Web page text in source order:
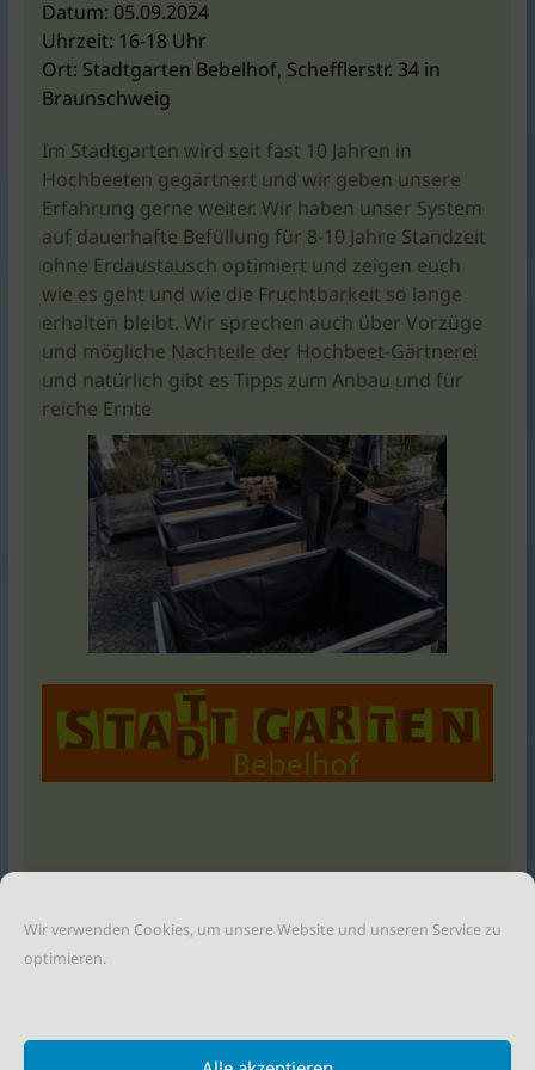
Wir verwenden Cookies, um unsere Website und unseren Service zu
optimieren.
bietet
Beratung
und
rund
um
Braunschweig
für
Bauen,
Energie,
Umwelt,
Mobilität,
Ernährung,
Konsum.
Datum: 05.09.2024
Uhrzeit: 16-18 Uhr
Ort: Stadtgarten Bebelhof, Schefflerstr. 34 in
Braunschweig
Im Stadtgarten wird seit fast 10 Jahren in
Hochbeeten gegärtnert und wir geben unsere
Erfahrung gerne weiter. Wir haben unser System
auf dauerhafte Befüllung für 8-10 Jahre Standzeit
ohne Erdaustausch optimiert und zeigen euch
wie es geht und wie die Fruchtbarkeit so lange
erhalten bleibt. Wir sprechen auch über Vorzüge
und mögliche Nachteile der Hochbeet-Gärtnerei
und natürlich gibt es Tipps zum Anbau und für
reiche Ernte